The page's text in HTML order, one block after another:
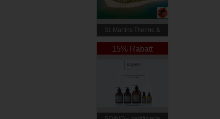
St. Martins Therme &
Lodge
15% Rabatt